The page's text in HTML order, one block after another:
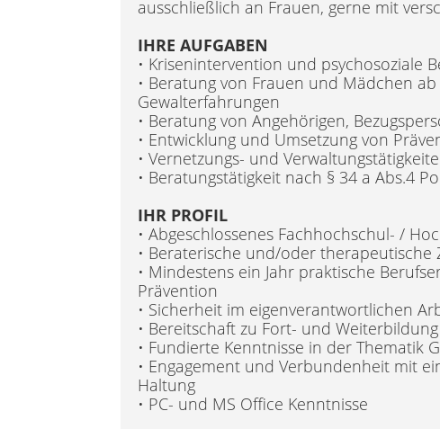
ausschließlich an Frauen, gerne mit
IHRE AUFGABEN
• Krisenintervention und psychosoziale
• Beratung von Frauen und Mädchen
Gewalterfahrungen
• Beratung von Angehörigen,
• Entwicklung und Umsetzung von
• Vernetzungs- und
• Beratungstätigkeit nach § 34 a Abs.4
IHR PROFIL
• Abgeschlossenes Fachhochschul- /
• Beraterische und/oder therapeutische
• Mindestens ein Jahr praktische
Prävention
• Sicherheit im eigenverantwortlichen
• Bereitschaft zu Fort- und Weiterbildung
• Fundierte Kenntnisse in der Thematik
• Engagement und Verbundenheit mit
Haltung
• PC- und MS Office Kenntnisse